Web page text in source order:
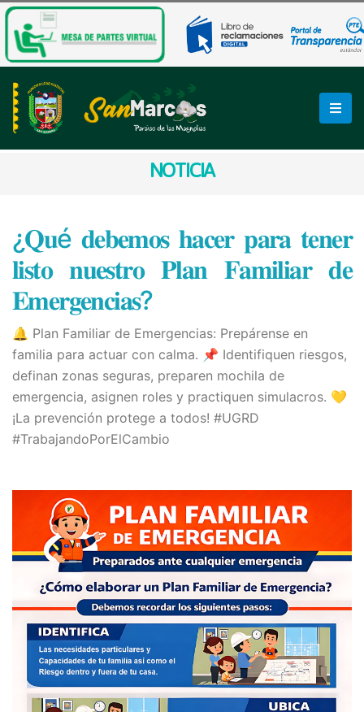
NOTICIA
¿𝐐𝐮é 𝐝𝐞𝐛𝐞𝐦𝐨𝐬 𝐡𝐚𝐜𝐞𝐫 𝐩𝐚𝐫𝐚 𝐭𝐞𝐧𝐞𝐫
𝐥𝐢𝐬𝐭𝐨 𝐧𝐮𝐞𝐬𝐭𝐫𝐨 𝐏𝐥𝐚𝐧 𝐅𝐚𝐦𝐢𝐥𝐢𝐚𝐫 𝐝𝐞
𝐄𝐦𝐞𝐫𝐠𝐞𝐧𝐜𝐢𝐚𝐬?
🔔 Plan Familiar de Emergencias: Prepárense en
familia para actuar con calma. 📌 Identifiquen riesgos,
definan zonas seguras, preparen mochila de
emergencia, asignen roles y practiquen simulacros. 💛
¡La prevención protege a todos! #UGRD
#TrabajandoPorElCambio